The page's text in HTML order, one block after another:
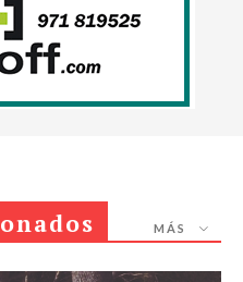
MÁS